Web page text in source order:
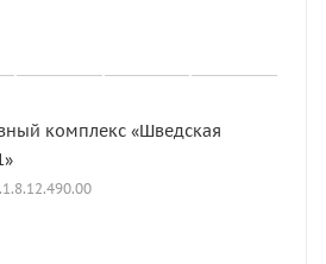
комплекс «Шведская